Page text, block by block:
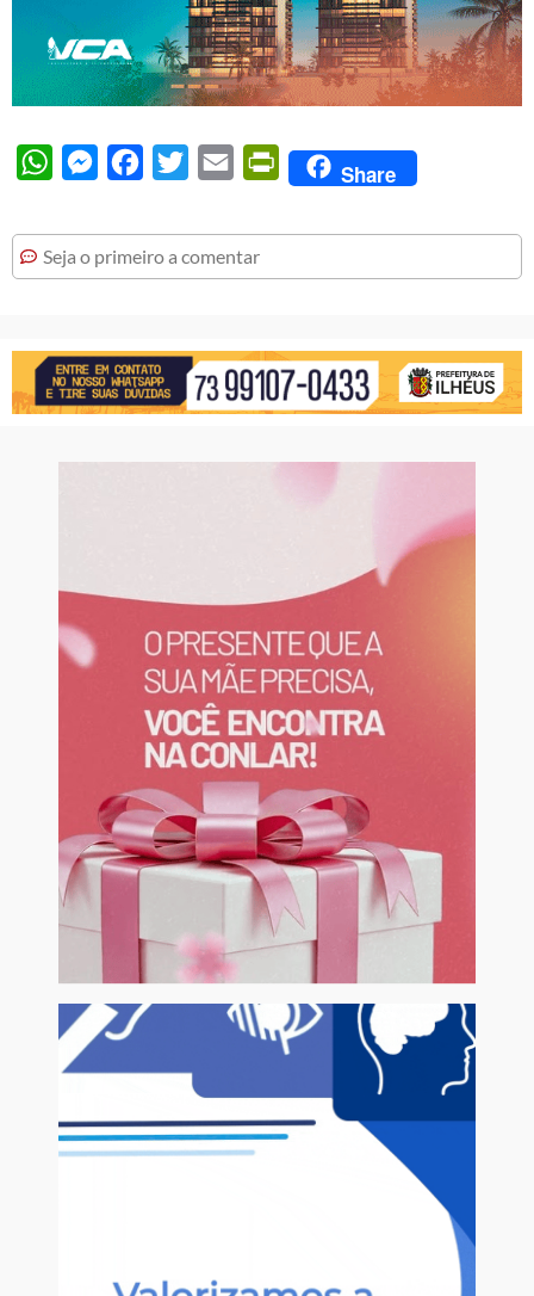
WhatsAppMessengerFacebook
Twitter Email PrintFriendly
Share
Seja o primeiro a comentar